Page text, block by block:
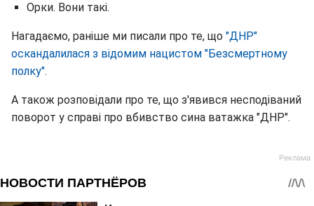
Орки. Вони такі.
Нагадаємо, раніше ми писали про те, що "ДНР"
оскандалилася з відомим нацистом "Безсмертному
полку".
А також розповідали про те, що з'явився несподіваний
поворот у справі про вбивство сина ватажка "ДНР".